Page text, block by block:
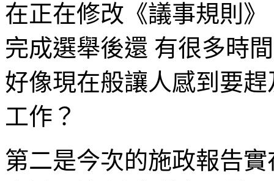
在正在修改《議事規則
完成選舉後還 有很多時
好像現在般讓人感到要
工作？
第二是今次的施政報告